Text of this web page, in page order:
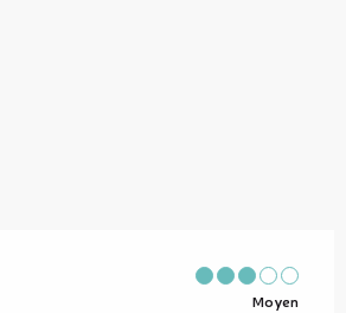
Moyen